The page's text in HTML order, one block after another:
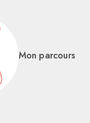
Mon parcours